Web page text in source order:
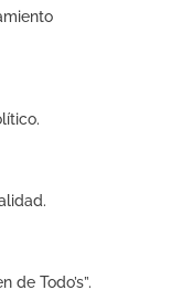
de Todo’s”.